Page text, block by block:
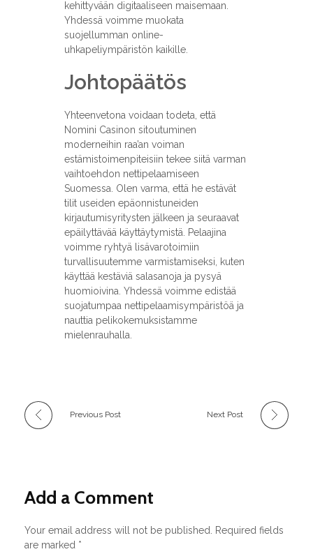
kehittyvään digitaaliseen maisemaan.
Yhdessä voimme muokata
suojellumman online-
uhkapeliympäristön kaikille.
Johtopäätös
Yhteenvetona voidaan todeta, että
Nomini Casinon sitoutuminen
moderneihin raa’an voiman
estämistoimenpiteisiin tekee siitä varman
vaihtoehdon nettipelaamiseen
Suomessa. Olen varma, että he estävät
tilit useiden epäonnistuneiden
kirjautumisyritysten jälkeen ja seuraavat
epäilyttävää käyttäytymistä. Pelaajina
voimme ryhtyä lisävarotoimiin
turvallisuutemme varmistamiseksi, kuten
käyttää kestäviä salasanoja ja pysyä
huomioivina. Yhdessä voimme edistää
suojatumpaa nettipelaamisympäristöä ja
nauttia pelikokemuksistamme
mielenrauhalla.
Previous Post Next Post
Add a Comment
Your email address will not be published. Required fields
are marked *